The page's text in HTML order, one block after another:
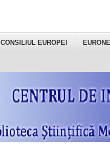
CONSILIUL EUROPEI